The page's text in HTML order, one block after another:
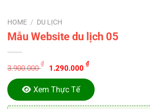
HOME / DU LỊCH
Mẫu Website du lịch 05
3.900.000
₫
Original
price
was:
3.900.000 ₫.
1.290.000
₫Current
price
is:
1.290.000 ₫.
Xem Thực Tế